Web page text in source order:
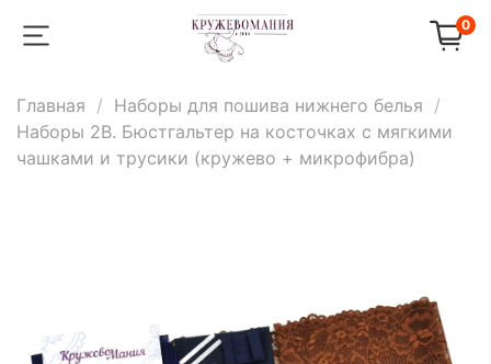
0
Главная
Наборы для пошива нижнего белья
Наборы 2B. Бюстгальтер на косточках с мягкими
чашками и трусики (кружево + микрофибра)